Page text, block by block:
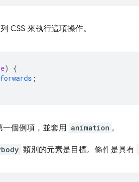
CSS 來執行這項操作。
)
{
forwards ;
一個例項，並套用 animation 。
類別的元素是目標。條件是具有